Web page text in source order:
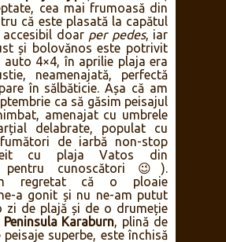
cea mai frumoasă din
că este plasată la capătul
doar per pedes, iar
și bolovănos este potrivit
auto 4×4, în aprilie plaja era
neamenajată, perfectă
în sălbăticie. Așa că am
ca să găsim peisajul
amenajat cu umbrele
delabrate, populat cu
de iarbă non-stop
leit cu plaja Vatos din
pentru cunoscători 😉).
regretat că o ploaie
a gonit și nu ne-am putut
zi de plajă și de o drumeție
Peninsula Karaburn, plină de
peisaje superbe, este închisă